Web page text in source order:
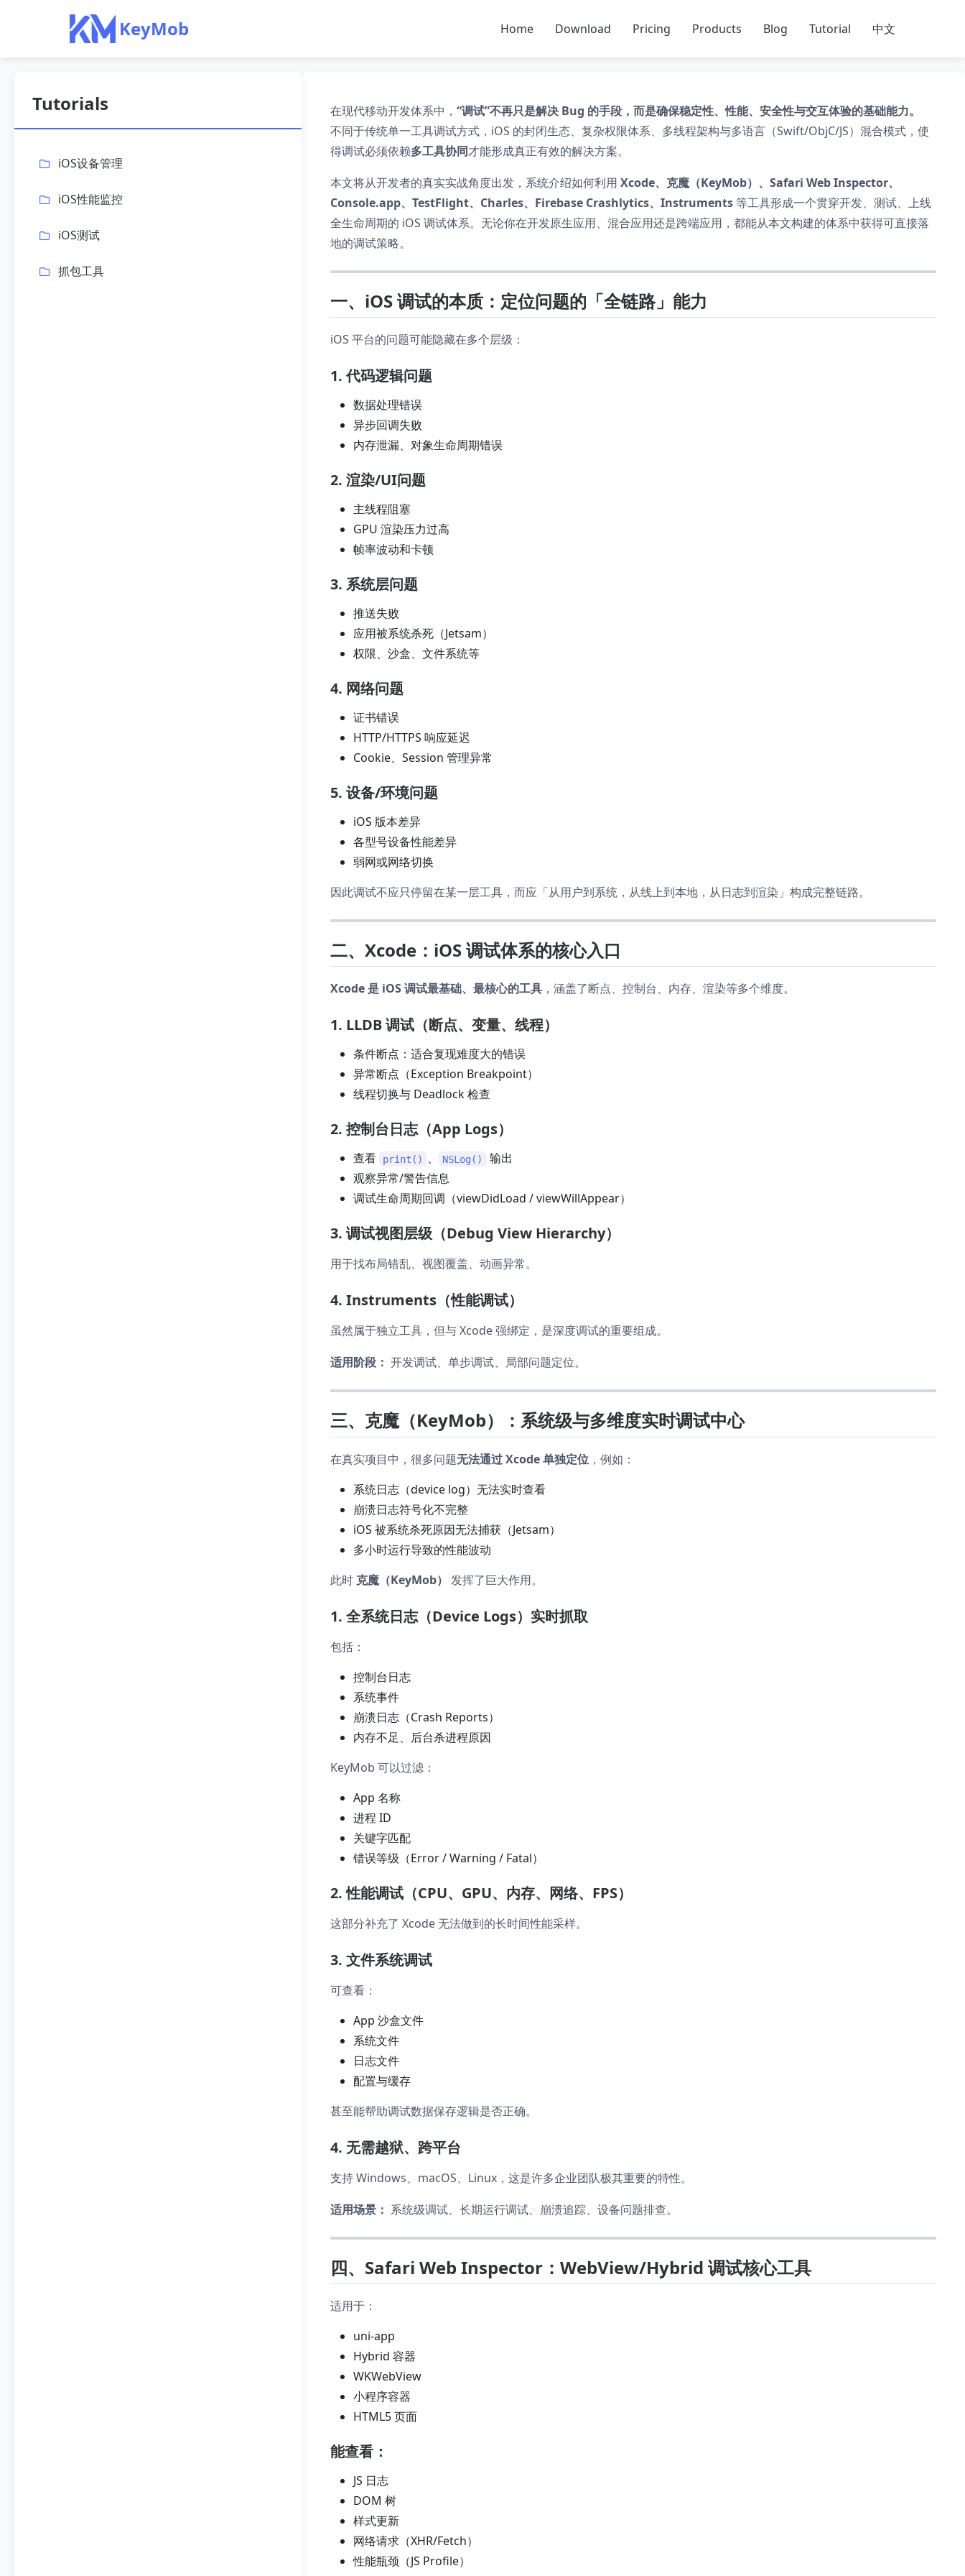
KeyMob Home Download Pricing Products Blog Tutorial 中文
Tutorials
iOS设备管理
iOS性能监控
iOS测试
抓包工具
在现代移动开发体系中， “调试”不再只是解决 Bug 的手段，而是确保稳定性、性能、安全性与交互体验的基础能力。
不同于传统单一工具调试方式，iOS 的封闭生态、复杂权限体系、多线程架构与多语言（Swift/ObjC/JS）混合模式，使
得调试必须依赖多工具协同才能形成真正有效的解决方案。
本文将从开发者的真实实战角度出发，系统介绍如何利用 Xcode、克魔（KeyMob）、Safari Web Inspector、
Console.app、TestFlight、Charles、Firebase Crashlytics、Instruments 等工具形成一个贯穿开发、测试、上线
全生命周期的 iOS 调试体系。无论你在开发原生应用、混合应用还是跨端应用，都能从本文构建的体系中获得可直接落
地的调试策略。
一、iOS 调试的本质：定位问题的「全链路」能力
iOS 平台的问题可能隐藏在多个层级：
1. 代码逻辑问题
数据处理错误
异步回调失败
内存泄漏、对象生命周期错误
2. 渲染/UI问题
主线程阻塞
GPU 渲染压力过高
帧率波动和卡顿
3. 系统层问题
推送失败
应用被系统杀死（Jetsam）
权限、沙盒、文件系统等
4. 网络问题
证书错误
HTTP/HTTPS 响应延迟
Cookie、Session 管理异常
5. 设备/环境问题
iOS 版本差异
各型号设备性能差异
弱网或网络切换
因此调试不应只停留在某一层工具，而应「从用户到系统，从线上到本地，从日志到渲染」构成完整链路。
二、Xcode：iOS 调试体系的核心入口
Xcode 是 iOS 调试最基础、最核心的工具 ，涵盖了断点、控制台、内存、渲染等多个维度。
1. LLDB 调试（断点、变量、线程）
条件断点：适合复现难度大的错误
异常断点（Exception Breakpoint）
线程切换与 Deadlock 检查
2. 控制台日志（App Logs）
查看 print() 、 NSLog()
输出
观察异常/警告信息
调试生命周期回调（viewDidLoad / viewWillAppear）
3. 调试视图层级（Debug View Hierarchy）
用于找布局错乱、视图覆盖、动画异常。
4. Instruments（性能调试）
虽然属于独立工具，但与 Xcode 强绑定，是深度调试的重要组成。
适用阶段： 开发调试、单步调试、局部问题定位。
三、克魔（KeyMob）：系统级与多维度实时调试中心
在真实项目中，很多问题无法通过 Xcode 单独定位 ，例如：
系统日志（device log）无法实时查看
崩溃日志符号化不完整
iOS 被系统杀死原因无法捕获（Jetsam）
多小时运行导致的性能波动
此时 克魔（KeyMob） 发挥了巨大作用。
1. 全系统日志（Device Logs）实时抓取
包括：
控制台日志
系统事件
崩溃日志（Crash Reports）
内存不足、后台杀进程原因
KeyMob 可以过滤：
App 名称
进程 ID
关键字匹配
错误等级（Error / Warning / Fatal）
2. 性能调试（CPU、GPU、内存、网络、FPS）
这部分补充了 Xcode 无法做到的长时间性能采样。
3. 文件系统调试
可查看：
App 沙盒文件
系统文件
日志文件
配置与缓存
甚至能帮助调试数据保存逻辑是否正确。
4. 无需越狱、跨平台
支持 Windows、macOS、Linux，这是许多企业团队极其重要的特性。
适用场景： 系统级调试、长期运行调试、崩溃追踪、设备问题排查。
四、Safari Web Inspector：WebView/Hybrid 调试核心工具
适用于：
uni-app
Hybrid 容器
WKWebView
小程序容器
HTML5 页面
能查看：
JS 日志
DOM 树
样式更新
网络请求（XHR/Fetch）
性能瓶颈（JS Profile）